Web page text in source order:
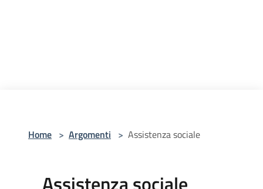
Home > Argomenti > Assistenza sociale